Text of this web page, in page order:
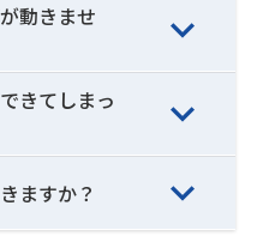
動きませ
きてしまっ
ますか？